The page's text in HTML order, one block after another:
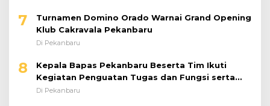
7
Turnamen Domino Orado Warnai Grand Opening
Klub Cakravala Pekanbaru
Di Pekanbaru
8
Kepala Bapas Pekanbaru Beserta Tim Ikuti
Kegiatan Penguatan Tugas dan Fungsi serta
Paparan Penempatan WBP ke Lapas Terbuka
Di Pekanbaru